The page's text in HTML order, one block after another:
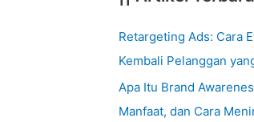
Retargeting Ads: Cara
Kembali Pelanggan
Apa Itu Brand
Manfaat, dan Cara